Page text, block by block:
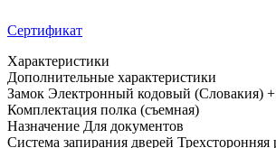
Сертификат
Характеристики
Дополнительные характеристики
Замок Электронный кодовый (Словакия)
Комплектация полка (съемная)
Назначение Для документов
Система запирания дверей Трехсторонняя